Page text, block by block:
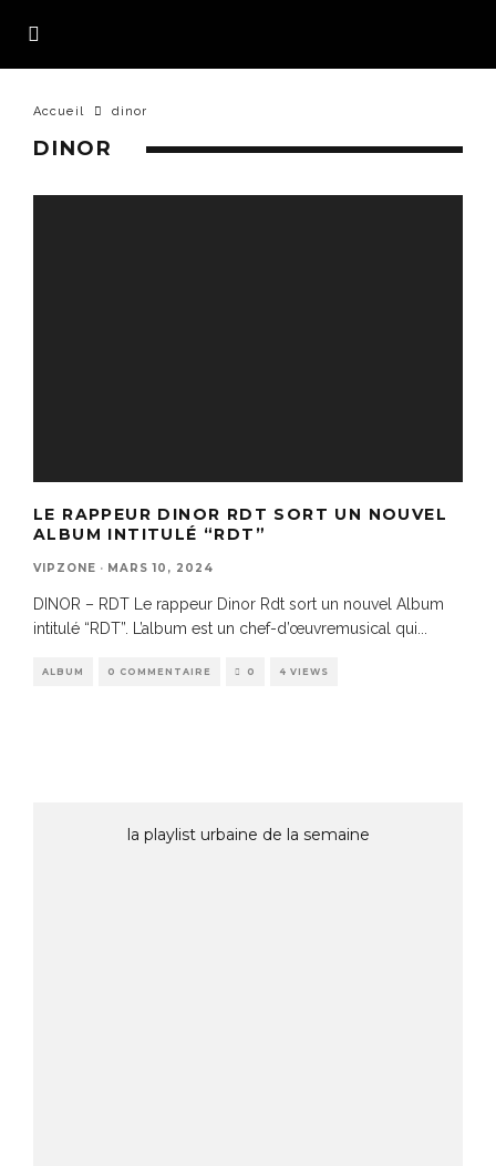
Accueil dinor
DINOR
LE RAPPEUR DINOR RDT SORT UN NOUVEL
ALBUM INTITULÉ “RDT”
VIPZONE · MARS 10, 2024
DINOR – RDT Le rappeur Dinor Rdt sort un nouvel Album
intitulé “RDT”. L’album est un chef-d’œuvremusical qui
ALBUM 0 COMMENTAIRE 0 4 VIEWS
la playlist urbaine de la semaine